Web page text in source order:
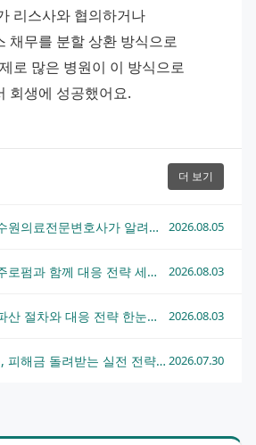
리스사와 협의하거나
채무를 분할 상환 방식으로
로 많은 병원이 이 방식으로
회생에 성공했어요.
더 보기
디지털의료제품법, 수원의료전문변호사가 알려주는 핵심 쟁점과 대응 전략 2026.08.05
외국인강제추방, 전주로펌과 함께 대응 전략 세우는 법 2026.08.03
법인부도, 인천법인파산 절차와 대응 전략 한눈에 정리 2026.08.03
보이스피싱민사소송, 피해금 돌려받는 실전 전략과 수원민사변호사 상담 흐름 2026.07.30